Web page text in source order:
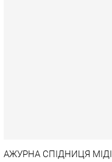
АЖУРНА СПІДНИЦЯ МІДІ